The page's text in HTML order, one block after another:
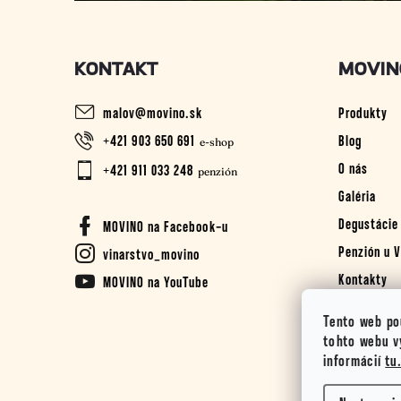
Tento web
tohto webu
informáciítu.
KONTAKT
malov@movino.sk
+421 903 650 691
+421 911 033 248
MOVINO na Facebook-u
vinarstvo_movino
MOVINO na YouTube
Produkty
Blog
O nás
Galéria
Degustácie
Penzión u
Kontakty